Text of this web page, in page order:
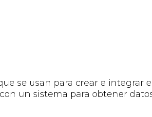
se usan para crear e integrar
un sistema para obtener